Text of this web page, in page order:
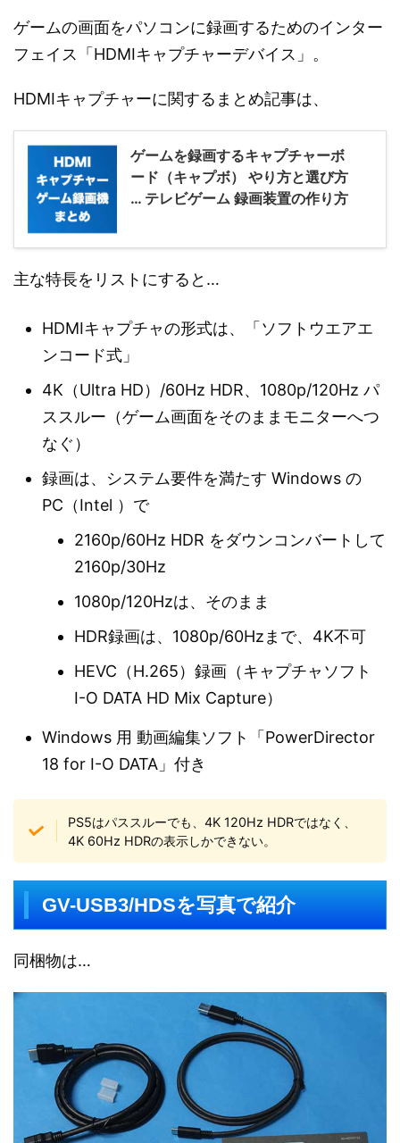
ゲームの画面をパソコンに録画するためのインター
フェイス「HDMIキャプチャーデバイス」。
HDMIキャプチャーに関するまとめ記事は、
ゲームを録画するキャプチャーボ
ード（キャプボ） やり方と選び方
… テレビゲーム 録画装置の作り方
主な特長をリストにすると…
HDMIキャプチャの形式は、「ソフトウエアエ
ンコード式」
4K（Ultra HD）/60Hz HDR、1080p/120Hz パ
ススルー（ゲーム画面をそのままモニターへつ
なぐ）
録画は、システム要件を満たす Windows の
PC（Intel ）で
2160p/60Hz HDR をダウンコンバートして
2160p/30Hz
1080p/120Hzは、そのまま
HDR録画は、1080p/60Hzまで、4K不可
HEVC（H.265）録画（キャプチャソフト
I-O DATA HD Mix Capture）
Windows 用 動画編集ソフト「PowerDirector
18 for I-O DATA」付き
PS5はパススルーでも、4K 120Hz HDRではなく、
4K 60Hz HDRの表示しかできない。
GV-USB3/HDSを写真で紹介
同梱物は…